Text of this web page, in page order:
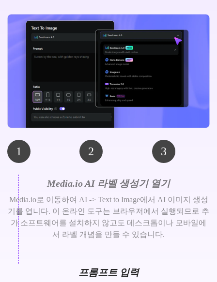
1 2 3
Media.io AI 라벨 생성기 열기
Media.io로 이동하여 AI -> Text to Image에서 AI 이미지 생성
기를 엽니다. 이 온라인 도구는 브라우저에서 실행되므로 추
가 소프트웨어를 설치하지 않고도 데스크톱이나 모바일에
서 라벨 개념을 만들 수 있습니다.
프롬프트 입력